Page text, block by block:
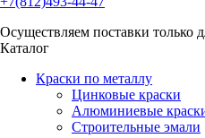
Осуществляем поставки
Каталог
Краски по металлу
Цинковые краски
Алюминиевые
Строительные эмали